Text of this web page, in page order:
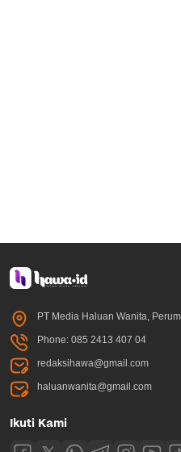
PT Media Haluan Wanita,
Phone: 085 2413 407 04
redaksihawa@gmail.com
haluanwanita@gmail.com
Ikuti Kami